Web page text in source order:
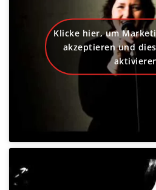
Klicke hier, um
akzeptieren und